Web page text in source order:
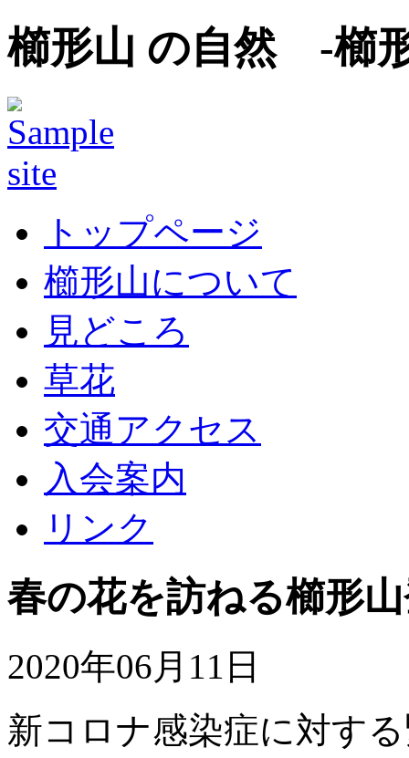
櫛形山 の自然 -櫛
トップページ
櫛形山について
見どころ
草花
交通アクセス
入会案内
リンク
春の花を訪ねる櫛形
2020年06月11日
新コロナ感染症に対す